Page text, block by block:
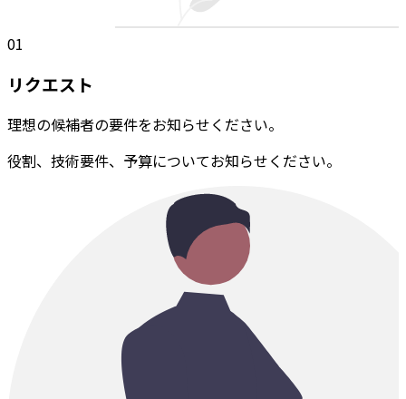
01
リクエスト
理想の候補者の要件をお知らせください。
役割、技術要件、予算についてお知らせください。